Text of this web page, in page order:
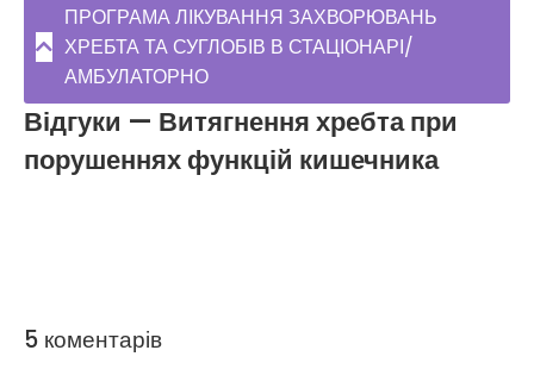
ПРОГРАМА ЛІКУВАННЯ ЗАХВОРЮВАНЬ
ХРЕБТА ТА СУГЛОБІВ В СТАЦІОНАРІ/
АМБУЛАТОРНО
Відгуки — Витягнення хребта при
порушеннях функцій кишечника
5 коментарів